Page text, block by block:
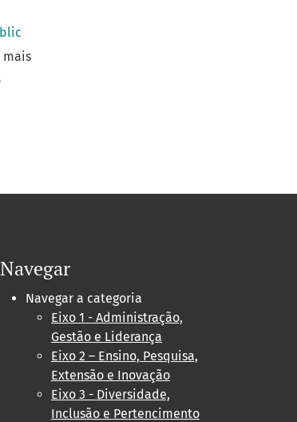
mais
Navegar
Navegar a categoria
Eixo 1 - Administração,
Gestão e Liderança
Eixo 2 – Ensino, Pesquisa,
Extensão e Inovação
Eixo 3 - Diversidade,
Inclusão e Pertencimento